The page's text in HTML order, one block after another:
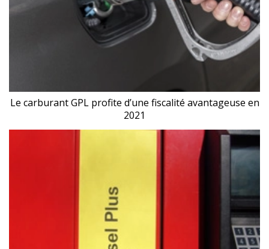
Le carburant GPL profite d’une fiscalité avantageuse en
2021